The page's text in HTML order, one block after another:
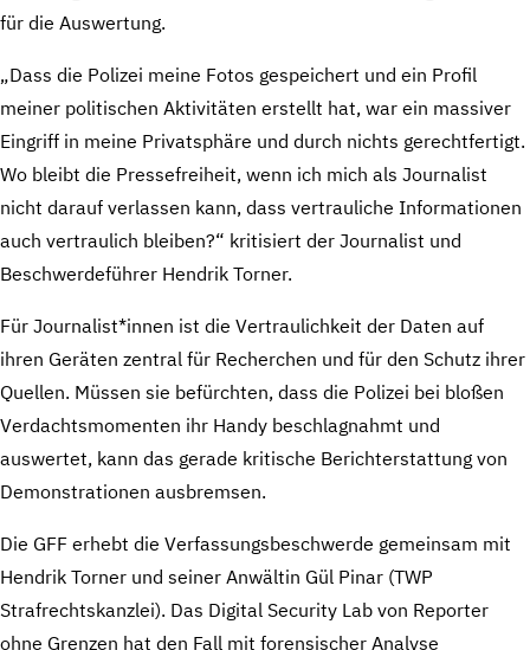
für die Auswertung.
„Dass die Polizei meine Fotos gespeichert und ein Profil
meiner politischen Aktivitäten erstellt hat, war ein massiver
Eingriff in meine Privatsphäre und durch nichts gerechtfertigt.
Wo bleibt die Pressefreiheit, wenn ich mich als Journalist
nicht darauf verlassen kann, dass vertrauliche Informationen
auch vertraulich bleiben?“ kritisiert der Journalist und
Beschwerdeführer Hendrik Torner.
Für Journalist*innen ist die Vertraulichkeit der Daten auf
ihren Geräten zentral für Recherchen und für den Schutz ihrer
Quellen. Müssen sie befürchten, dass die Polizei bei bloßen
Verdachtsmomenten ihr Handy beschlagnahmt und
auswertet, kann das gerade kritische Berichterstattung von
Demonstrationen ausbremsen.
Die GFF erhebt die Verfassungsbeschwerde gemeinsam mit
Hendrik Torner und seiner Anwältin Gül Pinar (TWP
Strafrechtskanzlei). Das Digital Security Lab von Reporter
ohne Grenzen hat den Fall mit forensischer Analyse